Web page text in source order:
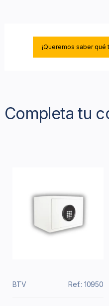
¡Queremos saber qué
Completa tu
BTV Ref.: 10950